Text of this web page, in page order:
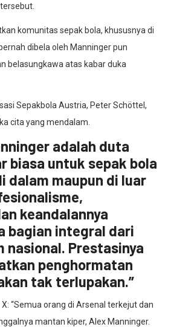
komunitas sepak bola, khususnya di
dibela oleh Manninger pun
belasungkawa atas kabar duka
Sepakbola Austria, Peter Schöttel,
cita yang mendalam.
adalah duta
biasa untuk sepak bola
dalam maupun di luar
keandalannya
bagian integral dari
nasional. Prestasinya
penghormatan
tak terlupakan.”
“Semua orang di Arsenal terkejut dan
mantan kiper, Alex Manninger.